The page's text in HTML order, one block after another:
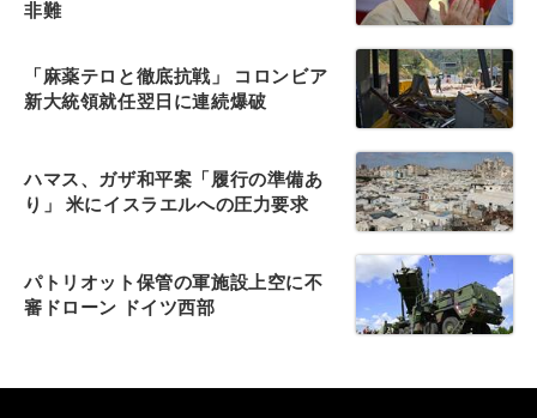
非難
「麻薬テロと徹底抗戦」 コロンビア
新大統領就任翌日に連続爆破
ハマス、ガザ和平案「履行の準備あ
り」 米にイスラエルへの圧力要求
パトリオット保管の軍施設上空に不
審ドローン ドイツ西部